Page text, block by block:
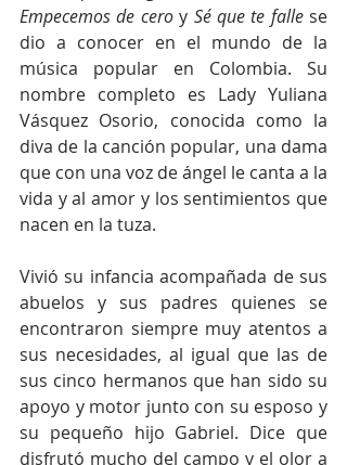
Empecemos de cero y Sé que te falle se
dio a conocer en el mundo de la
música popular en Colombia. Su
nombre completo es Lady Yuliana
Vásquez Osorio, conocida como la
diva de la canción popular, una dama
que con una voz de ángel le canta a la
vida y al amor y los sentimientos que
nacen en la tuza.
Vivió su infancia acompañada de sus
abuelos y sus padres quienes se
encontraron siempre muy atentos a
sus necesidades, al igual que las de
sus cinco hermanos que han sido su
apoyo y motor junto con su esposo y
su pequeño hijo Gabriel. Dice que
disfrutó mucho del campo y el olor a